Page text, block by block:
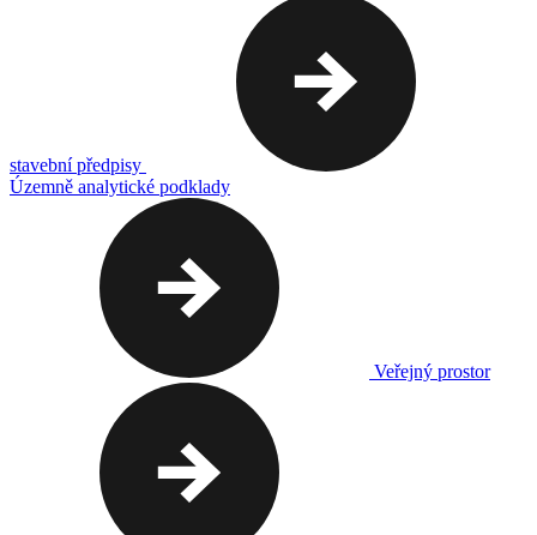
stavební předpisy
Územně analytické podklady
Veřejný prostor